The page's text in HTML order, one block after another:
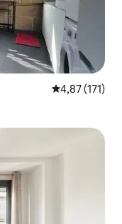
Просечна
4,87 (171)